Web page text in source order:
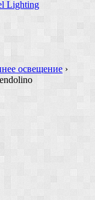
Lighting
освещение ›